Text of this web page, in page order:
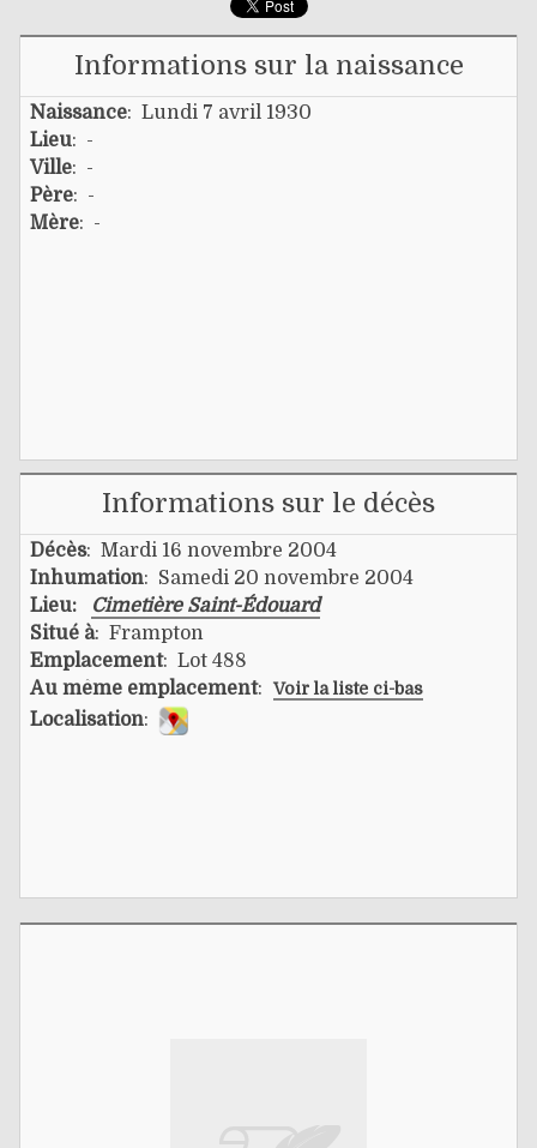
Informations sur la naissance
Naissance: Lundi 7 avril 1930
Lieu: -
Ville: -
Père: -
Mère: -
Informations sur le décès
Décès: Mardi 16 novembre 2004
Inhumation: Samedi 20 novembre 2004
Lieu:
Cimetière Saint-Édouard
Situé à: Frampton
Emplacement: Lot 488
Au même emplacement: Voir la liste ci-bas
Localisation: